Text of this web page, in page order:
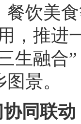
饮美
，推进
生融合
景。
同联